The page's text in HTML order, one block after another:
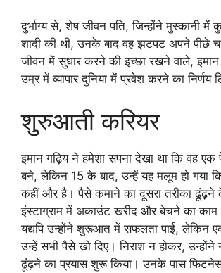
दुर्भाग्य से, शेष जीवन पति, जिन्होंने मुस्कानी में
शादी की थी, उनके बाद वह झटपट अपने पीछे
जीवन में सुधार करने की इच्छा रखने वाले,
उम्र में व्यापार दुनिया में प्रवेश करने का निर्णय
शुरुआती करियर
इमान गढ़िय ने हमेशा सपना देखा था कि वह एक
बने, लेकिन 15 के बाद, उन्हें यह मलूम हो गया
कहीं और है। पैसे कमाने का दूसरा तरीका ढूंढ़ने
इंस्टाग्राम में अकाउंट खरीद और बेचने का काम
यद्यपि उन्होंने शुरूआत में सफलता पाई, लेकिन
उन्हें सभी पैसे खो दिए। निराश न होकर, उन्होंने
ढूंढ़ने का प्रयास शुरू किया। उनके पास